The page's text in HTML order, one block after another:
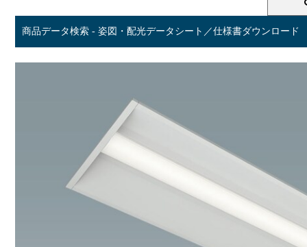
商品データ検索 - 姿図・配光データシート／仕様書ダウンロード